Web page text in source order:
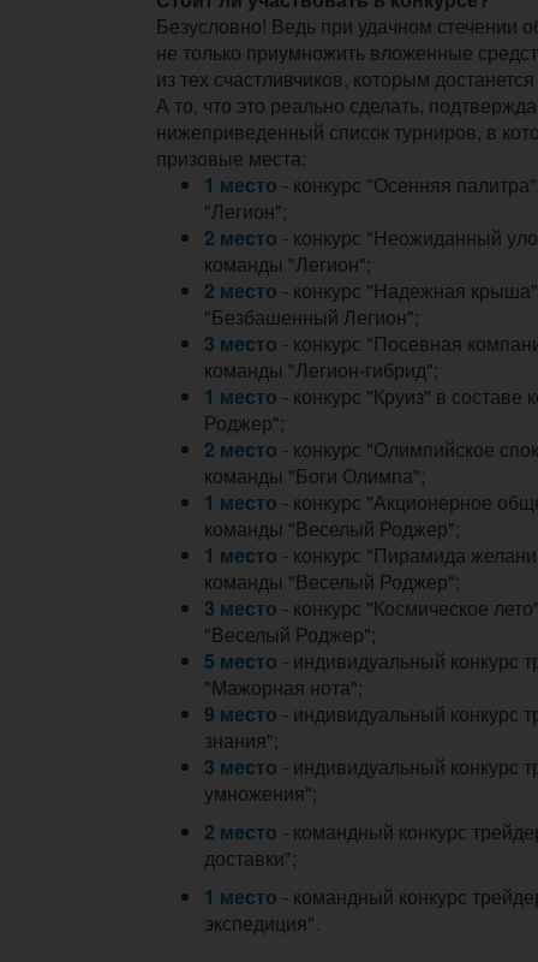
Безусловно! Ведь при удачном стечении
не только приумножить вложенные
из тех счастливчиков, которым
А то, что это реально сделать,
нижеприведенный список турниров, в
призовые места:
1 место - конкурс "Осенняя палитра"
"Легион";
2 место - конкурс "Неожиданный
команды "Легион";
2 место - конкурс "Надежная
"Безбашенный Легион";
3 место - конкурс "Посевная
команды "Легион-гибрид";
1 место - конкурс "Круиз" в
Роджер";
2 место - конкурс "Олимпийское
команды "Боги Олимпа";
1 место - конкурс "Акционерное
команды "Веселый Роджер";
1 место - конкурс "Пирамида
команды "Веселый Роджер";
3 место - конкурс "Космическое
"Веселый Роджер";
5 место - индивидуальный конкурс
"Мажорная нота";
9 место - индивидуальный конкурс
знания";
3 место - индивидуальный конкурс
умножения";
2 место - командный конкурс
доставки";
1 место - командный конкурс
экспедиция".